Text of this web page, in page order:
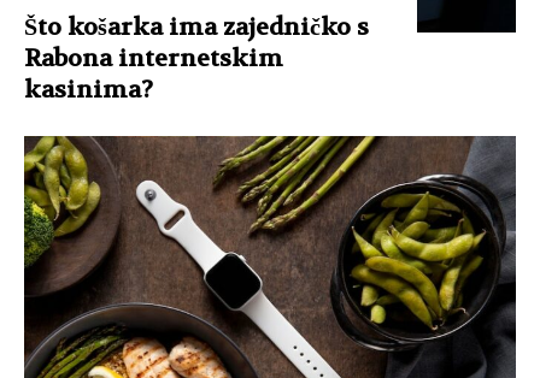
Što košarka ima zajedničko s
Rabona internetskim
kasinima?